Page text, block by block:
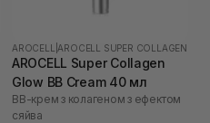
AROCELL AROCELL SUPER COLLAGEN
AROCELL Super Collagen
Glow BB Cream 40 мл
ВВ-крем з колагеном з ефектом
сяйва